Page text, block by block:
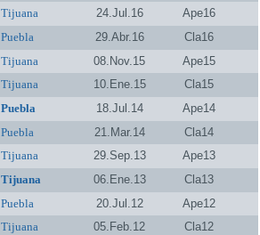
Tijuana 24.Jul.16
Ape16
Puebla 29.Abr.16
Cla16
Tijuana 08.Nov.15
Ape15
Tijuana 10.Ene.15
Cla15
Puebla 18.Jul.14
Ape14
Puebla 21.Mar.14
Cla14
Tijuana 29.Sep.13
Ape13
Tijuana 06.Ene.13
Cla13
Puebla 20.Jul.12
Ape12
Tijuana 05.Feb.12
Cla12